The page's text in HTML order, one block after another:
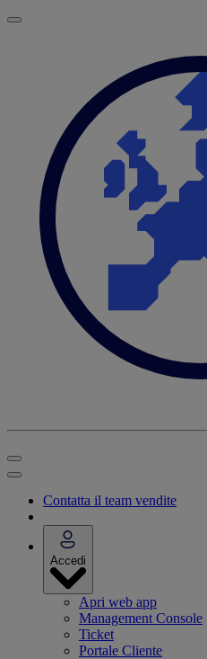
Contatta il team vendite
Accedi
Apri web app
Management Console
Ticket
Portale Cliente